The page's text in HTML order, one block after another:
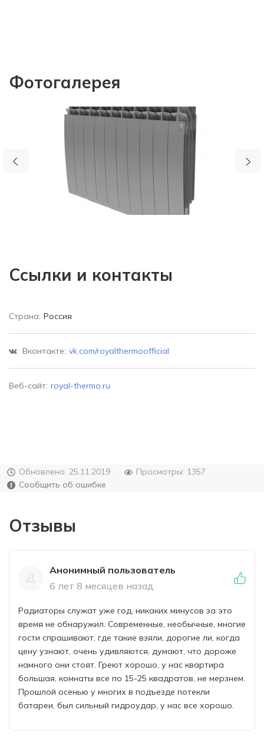
Фотогалерея
Ссылки и контакты
Страна: Россия
Вконтакте: vk.com/royalthermoofficial
Веб-сайт: royal-thermo.ru
Обновлено: 25.11.2019
Просмотры: 1357
Сообщить об ошибке
Отзывы
Анонимный пользователь
6 лет 8 месяцев назад
Радиаторы служат уже год, никаких минусов за это
время не обнаружил. Современные, необычные, многие
гости спрашивают, где такие взяли, дорогие ли, когда
цену узнают, очень удивляются, думают, что дороже
намного они стоят. Греют хорошо, у нас квартира
большая, комнаты все по 15-25 квадратов, не мерзнем.
Прошлой осенью у многих в подъезде потекли
батареи, был сильный гидроудар, у нас все хорошо.